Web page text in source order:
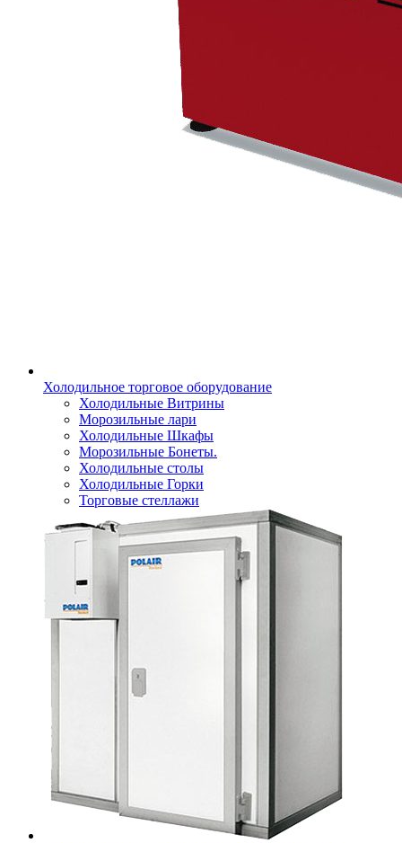
Холодильное торговое оборудование
Холодильные Витрины
Морозильные лари
Холодильные Шкафы
Морозильные Бонеты.
Холодильные столы
Холодильные Горки
Торговые стеллажи